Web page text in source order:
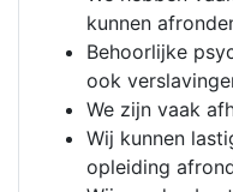
kunnen
Behoorlijke
ook
We zijn vaak
Wij kunnen
opleiding